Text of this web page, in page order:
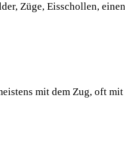
Züge, Eisschollen,
mit dem Zug, oft